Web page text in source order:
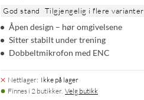
God stand Tilgjengelig i flere varianter
Åpen design – hør omgivelsene
Sitter stabilt under trening
Dobbeltmikrofon med ENC
Nettlager: Ikke på lager
Finnes i 2 butikker. Velg butikk